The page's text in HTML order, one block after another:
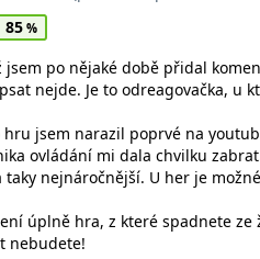
85
jsem po nějaké době přidal
nejde. Je to odreagovačka, u
hru jsem narazil poprvé na
ovládání mi dala chvilku
taky nejnáročnější. U her je
úplně hra, z které spadnete
nebudete!